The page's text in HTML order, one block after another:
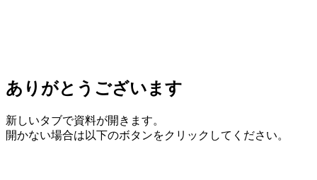
ありがとうございます
新しいタブで資料が開きます。
開かない場合は以下のボタンをクリックしてください。